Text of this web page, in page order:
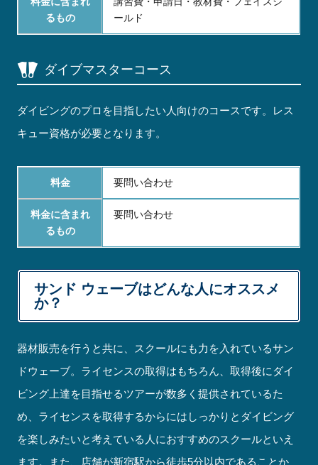
るもの
ールド
ダイブマスターコース
ダイビングのプロを目指したい人向けのコースです。レス
キュー資格が必要となります。
料金 要問い合わせ
料金に含まれ
るもの
要問い合わせ
サンド ウェーブはどんな人にオススメ
か？
器材販売を行うと共に、スクールにも力を入れているサン
ドウェーブ。ライセンスの取得はもちろん、取得後にダイ
ビング上達を目指せるツアーが数多く提供されているた
め、ライセンスを取得するからにはしっかりとダイビング
を楽しみたいと考えている人におすすめのスクールといえ
ます。また、店舗が新宿駅から徒歩5分以内であることか